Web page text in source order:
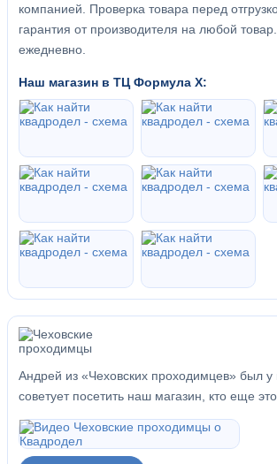
компанией. Проверка товара перед
гарантия от производителя на любой товар.
ежедневно.
Наш магазин в ТЦ Формула Х:
Андрей из «Чеховских проходимцев» был у
советует посетить наш магазин, кто еще